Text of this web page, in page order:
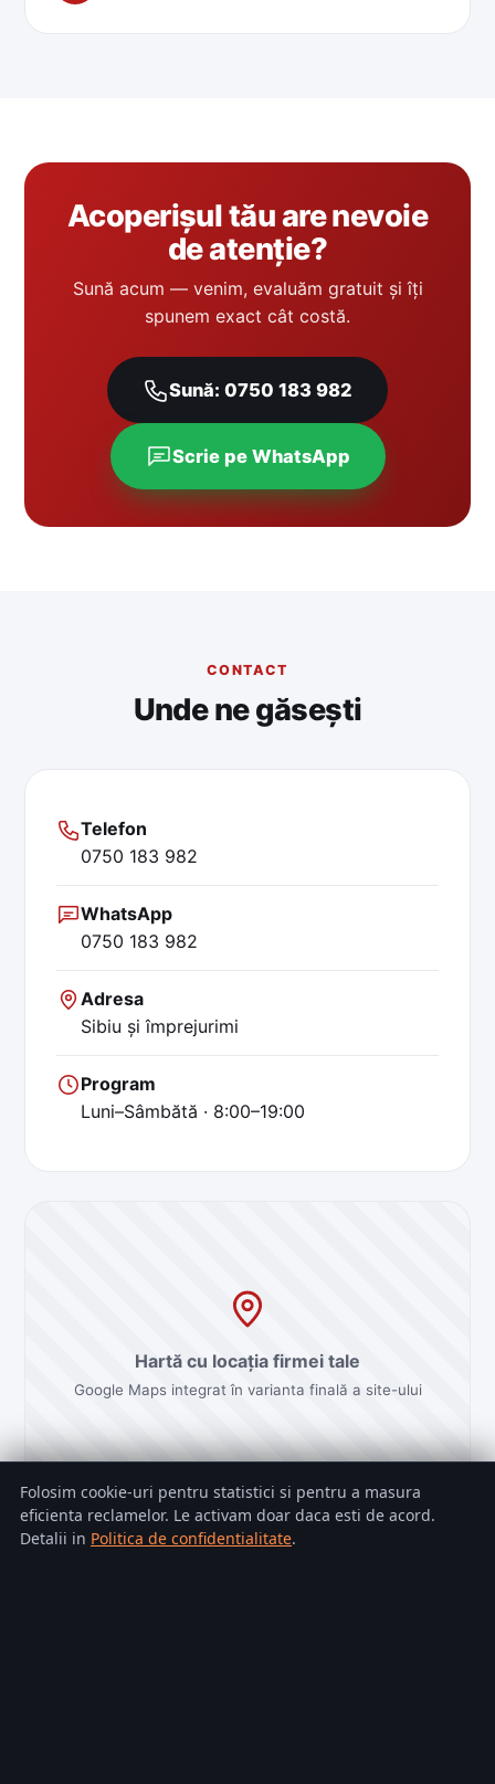
Acoperișul tău are nevoie
de atenție?
Sună acum — venim, evaluăm gratuit și îți
spunem exact cât costă.
Sună: 0750 183 982
Scrie pe WhatsApp
CONTACT
Unde ne găsești
Telefon
0750 183 982
WhatsApp
0750 183 982
Adresa
Sibiu și împrejurimi
Program
Luni–Sâmbătă · 8:00–19:00
Hartă cu locația firmei tale
Google Maps integrat în varianta finală a site-ului
Folosim cookie-uri pentru statistici si pentru a masura
eficienta reclamelor. Le activam doar daca esti de acord.
Detalii in Politica de confidentialitate.